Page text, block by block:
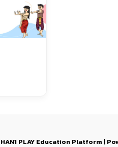
PLAY Education Platform |